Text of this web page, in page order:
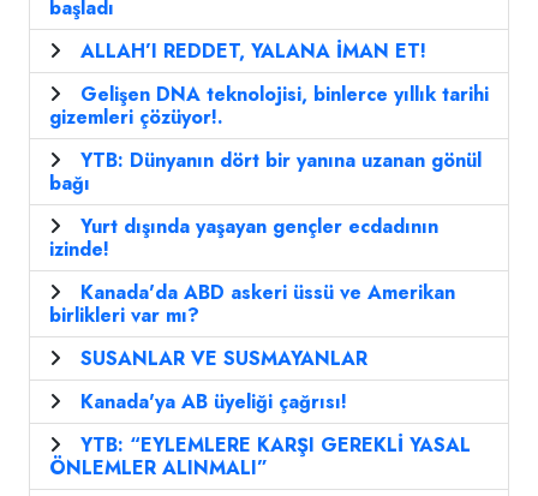
başladı
ALLAH’I REDDET, YALANA İMAN ET!
Gelişen DNA teknolojisi, binlerce yıllık tarihi
gizemleri çözüyor!.
YTB: Dünyanın dört bir yanına uzanan gönül
bağı
Yurt dışında yaşayan gençler ecdadının
izinde!
Kanada'da ABD askeri üssü ve Amerikan
birlikleri var mı?
SUSANLAR VE SUSMAYANLAR
Kanada'ya AB üyeliği çağrısı!
YTB: “EYLEMLERE KARŞI GEREKLİ YASAL
ÖNLEMLER ALINMALI”